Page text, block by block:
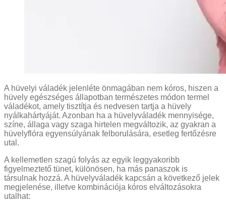
A hüvelyi váladék jelenléte önmagában nem kóros, hiszen a
hüvely egészséges állapotban természetes módon termel
váladékot, amely tisztítja és nedvesen tartja a hüvely
nyálkahártyáját. Azonban ha a hüvelyváladék mennyisége,
színe, állaga vagy szaga hirtelen megváltozik, az gyakran a
hüvelyflóra egyensúlyának felborulására, esetleg fertőzésre
utal.
A kellemetlen szagú folyás az egyik leggyakoribb
figyelmeztető tünet, különösen, ha más panaszok is
társulnak hozzá. A hüvelyváladék kapcsán a következő jelek
megjelenése, illetve kombinációja kóros elváltozásokra
utalhat: